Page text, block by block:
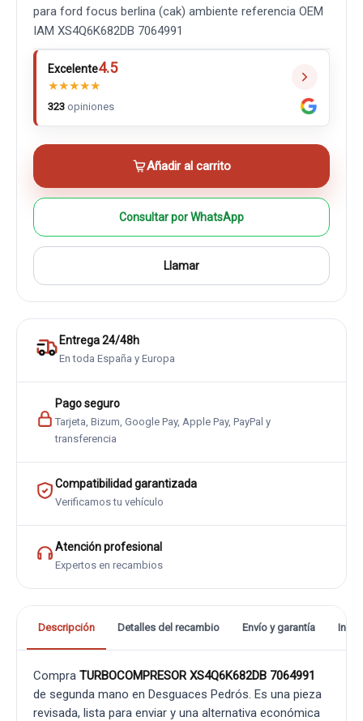
para ford focus berlina (cak) ambiente referencia OEM
IAM XS4Q6K682DB 7064991
Excelente4.5
★★★★★
323 opiniones
Añadir al carrito
Consultar por WhatsApp
Llamar
Entrega 24/48h
En toda España y Europa
Pago seguro
Tarjeta, Bizum, Google Pay, Apple Pay, PayPal y
transferencia
Compatibilidad garantizada
Verificamos tu vehículo
Atención profesional
Expertos en recambios
Descripción Detalles del recambio Envío y garantía
Compra TURBOCOMPRESOR XS4Q6K682DB 7064991
de segunda mano en Desguaces Pedrós. Es una pieza
revisada, lista para enviar y una alternativa económica